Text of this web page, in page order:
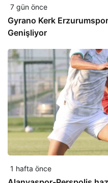
7 gün önce
Gyrano Kerk
Genişliyor
1 hafta önce